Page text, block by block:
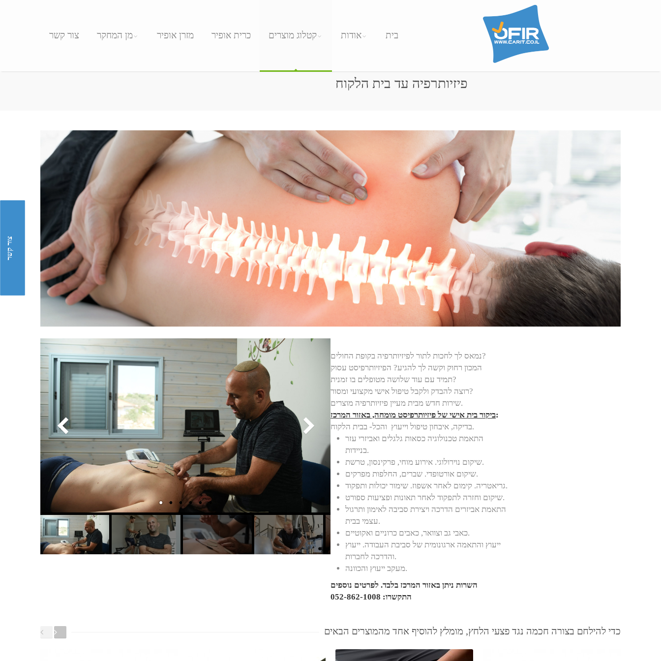
בית אודות קטלוג מוצרים כרית אופיר מזרן אופיר מן המחקר צור קשר
פיזיותרפיה עד בית הלקוח
נמאס לך לחכות לתור לפיזיותרפיה בקופת החולים?
המכון רחוק וקשה לך להגיע? הפיזיותרפיסט עסוק
תמיד עם עוד שלושה מטופלים בו זמנית?
רוצה להבדק ולקבל טיפול אישי מקצועי ומסור?
שירות חדש מבית מעיין פיזיותרפיה מוצרים
.
ביקור בית אישי של פיזיותרפיסט מומחה, באזור המרכז:
בדיקה, איבחון טיפול וייעוץ והכל- בבית הלקוח.
התאמת טכנולוגיה כסאות גלגלים ואביזרי עזר
בניידות.
שיקום נוירולוגי. אירוע מוחי, פרקינסון, טרשת.
שיקום אורטופדי. שברים, החלפות מפרקים.
גריאטריה. קימום לאחר אשפוז. שימור יכולות ותפקוד.
שיקום וחזרה לתפקוד לאחר תאונות ופציעות ספורט.
התאמת אביזרים הדרכה ויצירת סביבה לאימון ותרגול
עצמי בבית.
כאבי גב וצוואר, כאבים כרוניים ואקוטיים.
ייעוץ והתאמה ארגונומית של סביבת העבודה. ייעוץ
והדרכה לחברות.
מעקב ייעוץ והכוונה.
השרות ניתן באזור המרכז בלבד. לפרטים נוספים
התקשרו: 052-862-1008
כדי להילחם בצורה חכמה נגד פצעי הלחץ, מומלץ להוסיף אחד מהמוצרים הבאים
צור קשר